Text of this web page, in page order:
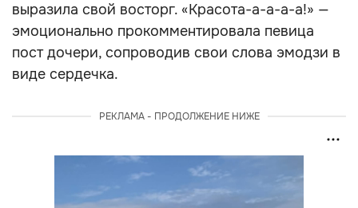
выразила свой восторг. «Красота-а-а-а-а!» —
эмоционально прокомментировала певица
пост дочери, сопроводив свои слова эмодзи в
виде сердечка.
РЕКЛАМА - ПРОДОЛЖЕНИЕ НИЖЕ